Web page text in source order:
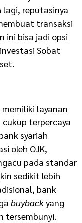
lagi, reputasinya
transaksi
ini bisa jadi opsi
Sobat
memiliki layanan
cukup terpercaya
syariah
oleh OJK,
pada standar
sedikit lebih
bank
buybackyang
tersembunyi.